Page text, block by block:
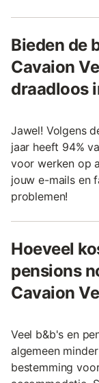
Bieden de
Cavaion
draadloos
Jawel! Volgens
jaar heeft 94%
voor werken op
jouw e-mails en
problemen!
Hoeveel
pensions
Cavaion
Veel b&b's en
algemeen
bestemming